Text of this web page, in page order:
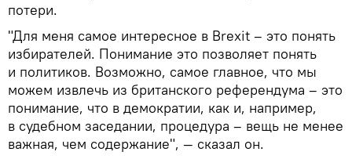
потери.
"Для меня самое интересное в Brexit – это понять
избирателей. Понимание это позволяет понять
и политиков. Возможно, самое главное, что мы
можем извлечь из британского референдума – это
понимание, что в демократии, как и, например,
в судебном заседании, процедура – вещь не менее
важная, чем содержание", — сказал он.